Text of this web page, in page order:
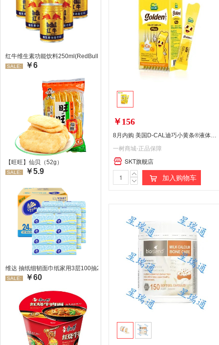
红牛维生素功能饮料250ml(RedBull/红牛)
SALE: ￥6
【旺旺】仙贝（52g）
SALE: ￥5.9
维达 抽纸细韧面巾纸家用3层100抽24包/箱 超值装 偏远地区不发货偏远地区:(含
SALE: ￥60
￥156
8月内购 美国D-CAL迪巧小黄条®液体钙 液体钙200ml*1盒 效期27 年 3 月
一树商城-正品保障
SKT旗舰店
加入购物车